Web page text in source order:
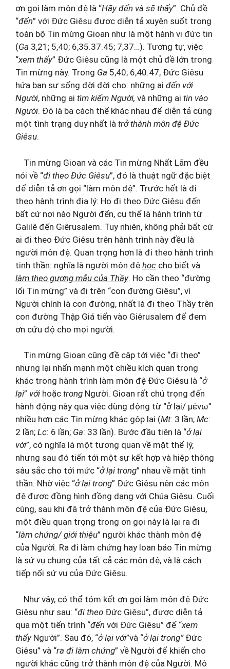
ơn gọi làm môn đệ là “Hãy đến và sẽ thấy”. Chủ đề
“đến” với Đức Giêsu được diễn tả xuyên suốt trong
toàn bộ Tin mừng Gioan như là một hành vi đức tin
(Ga 3,21; 5,40; 6,35.37.45; 7,37…). Tương tự, việc
“xem thấy” Đức Giêsu cũng là một chủ đề lớn trong
Tin mừng này. Trong Ga 5,40; 6,40.47, Đức Giêsu
hứa ban sự sống đời đời cho: những ai đến với
Người, những ai tìm kiếm Người, và những ai tin vào
Người. Đó là ba cách thế khác nhau để diễn tả cùng
một tình trạng duy nhất là trở thành môn đệ Đức
Giêsu.
Tin mừng Gioan và các Tin mừng Nhất Lãm đều
nói về “đi theo Đức Giêsu”, đó là thuật ngữ đặc biệt
để diễn tả ơn gọi “làm môn đệ”. Trước hết là đi
theo hành trình địa lý: Họ đi theo Đức Giêsu đến
bất cứ nơi nào Người đến, cụ thể là hành trình từ
Galilê đến Giêrusalem. Tuy nhiên, không phải bất cứ
ai đi theo Đức Giêsu trên hành trình này đều là
người môn đệ. Quan trọng hơn là đi theo hành trình
tinh thần: nghĩa là người môn đệ học cho biết và
làm theo gương mẫu của Thầy. Họ cần theo “đường
lối Tin mừng” và đi trên “con đường Giêsu”, vì
Người chính là con đường, nhất là đi theo Thầy trên
con đường Thập Giá tiến vào Giêrusalem để đem
ơn cứu độ cho mọi người.
Tin mừng Gioan cũng đề cập tới việc “đi theo”
nhưng lại nhấn mạnh một chiều kích quan trọng
khác trong hành trình làm môn đệ Đức Giêsu là “ở
lại” với hoặc trong Người. Gioan rất chú trọng đến
hành động này qua việc dùng động từ “ở lại/ μένω”
nhiều hơn các Tin mừng khác gộp lại (Mt: 3 lần; Mc:
2 lần; Lc: 6 lần; Ga: 33 lần). Bước đầu tiên là “ở lại
với”, có nghĩa là một tương quan về mặt thể lý,
nhưng sau đó tiến tới một sự kết hợp và hiệp thông
sâu sắc cho tới mức “ở lại trong” nhau về mặt tinh
thần. Nhờ việc “ở lại trong” Đức Giêsu nên các môn
đệ được đồng hình đồng dạng với Chúa Giêsu. Cuối
cùng, sau khi đã trở thành môn đệ của Đức Giêsu,
một điều quan trọng trong ơn gọi này là lại ra đi
“làm chứng/ giới thiệu” người khác thành môn đệ
của Người. Ra đi làm chứng hay loan báo Tin mừng
là sứ vụ chung của tất cả các môn đệ, và là cách
tiếp nối sứ vụ của Đức Giêsu.
Như vậy, có thể tóm kết ơn gọi làm môn đệ Đức
Giêsu như sau: “đi theo Đức Giêsu”, được diễn tả
qua một tiến trình “đến với Đức Giêsu” để “xem
thấy Người”. Sau đó, “ở lại với”và “ở lại trong”Đức
Giêsu” và “ra đi làm chứng” về Người để khiến cho
người khác cũng trở thành môn đệ của Người. Mô